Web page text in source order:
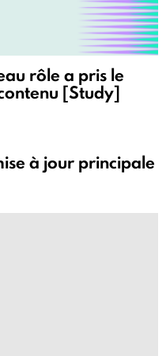
rôle a pris le
[Study]
à jour principale